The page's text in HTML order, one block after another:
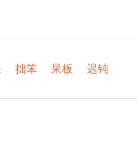
拙笨 呆板 迟钝